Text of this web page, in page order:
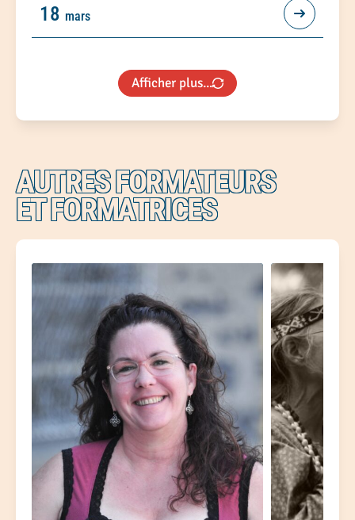
18 mars
Afficher plus...
AUTRES FORMATEURS
ET FORMATRICES